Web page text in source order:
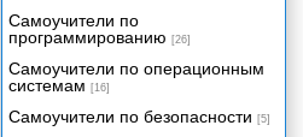
Учет и налогообложение доходов
физических лиц
Учет доходов и расходов в быту и
бизнесе
Функции рабочего листа
Самоучители по
программированию [26]
Самоучители по операционным
системам [16]
Самоучители по безопасности [5]